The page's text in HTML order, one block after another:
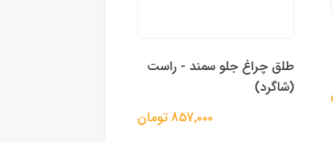
طلق چراغ جلو سمند - راست
(شاگرد)
857,000 تومان